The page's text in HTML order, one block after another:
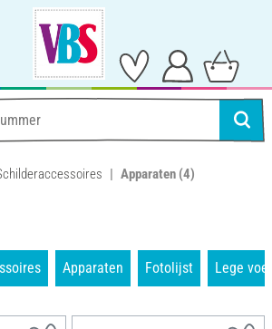
Apparaten (4)
Apparaten Fotolijst Lege